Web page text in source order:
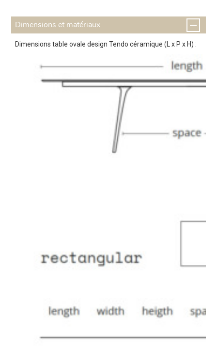
Dimensions et matériaux
Dimensions table ovale design Tendo céramique (L x P x H) :